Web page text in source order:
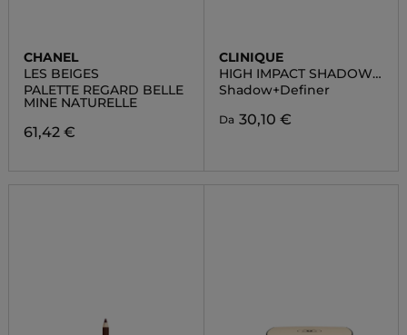
CHANEL
LES BEIGES
PALETTE REGARD BELLE
MINE NATURELLE
61,42 €
CLINIQUE
HIGH IMPACT SHADOW
PLAY
Shadow+Definer
Da 30,10 €